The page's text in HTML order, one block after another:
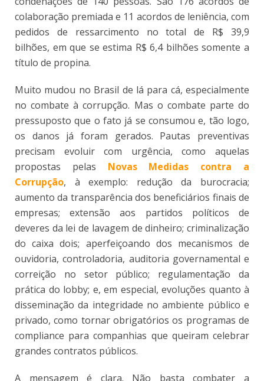
colaboração premiada e 11 acordos de leniência, com
pedidos de ressarcimento no total de R$ 39,9
bilhões, em que se estima R$ 6,4 bilhões somente a
título de propina.
Muito mudou no Brasil de lá para cá, especialmente
no combate à corrupção. Mas o combate parte do
pressuposto que o fato já se consumou e, tão logo,
os danos já foram gerados. Pautas preventivas
precisam evoluir com urgência, como aquelas
propostas pelas Novas Medidas contra a
Corrupção, à exemplo: redução da burocracia;
aumento da transparência dos beneficiários finais de
empresas; extensão aos partidos políticos de
deveres da lei de lavagem de dinheiro; criminalização
do caixa dois; aperfeiçoando dos mecanismos de
ouvidoria, controladoria, auditoria governamental e
correição no setor público; regulamentação da
prática do lobby; e, em especial, evoluções quanto à
disseminação da integridade no ambiente público e
privado, como tornar obrigatórios os programas de
compliance para companhias que queiram celebrar
grandes contratos públicos.
A mensagem é clara. Não basta combater a